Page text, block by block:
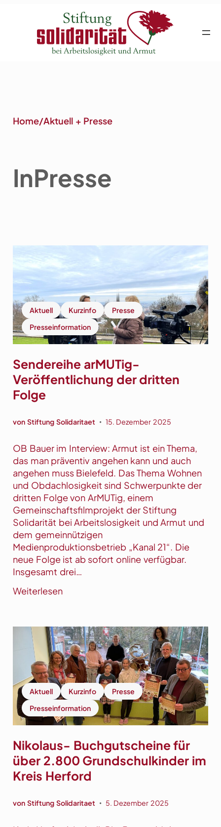
springen
Home/Aktuell + Presse
InPresse
Aktuell Kurzinfo
Presse
Presseinformation
Sendereihe arMUTig-
Veröffentlichung der dritten
Folge
von Stiftung Solidaritaet • 15. Dezember 2025
OB Bauer im Interview: Armut ist ein Thema,
das man präventiv angehen kann und auch
angehen muss Bielefeld. Das Thema Wohnen
und Obdachlosigkeit sind Schwerpunkte der
dritten Folge von ArMUTig, einem
Gemeinschaftsfilmprojekt der Stiftung
Solidarität bei Arbeitslosigkeit und Armut und
dem gemeinnützigen
Medienproduktionsbetrieb „Kanal 21“. Die
neue Folge ist ab sofort online verfügbar.
Insgesamt drei…
Weiterlesen:
n
d
e
r
e
i
h
e
a
M
U
T
g
Aktuell Kurzinfo
Presse
Presseinformation
Nikolaus- Buchgutscheine für
über 2.800 Grundschulkinder im
Kreis Herford
von Stiftung Solidaritaet • 5. Dezember 2025